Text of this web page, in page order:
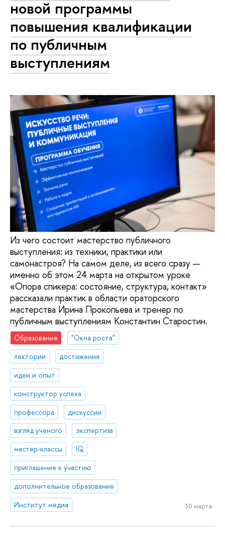
новой программы
повышения квалификации
по публичным
выступлениям
Из чего состоит мастерство публичного
выступления: из техники, практики или
самонастроя? На самом деле, из всего сразу —
именно об этом 24 марта на открытом уроке
«Опора спикера: состояние, структура, контакт»
рассказали практик в области ораторского
мастерства Ирина Прокопьева и тренер по
публичным выступлениям Константин Старостин.
Образование
"Окна роста"
лектории
достижения
идеи и опыт
конструктор успеха
профессора
дискуссии
взгляд ученого
экспертиза
мастер-классы
IQ
приглашение к участию
дополнительное образование
Институт медиа
30 марта